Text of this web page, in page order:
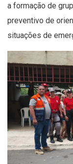
a formação de
preventivo de
situações de